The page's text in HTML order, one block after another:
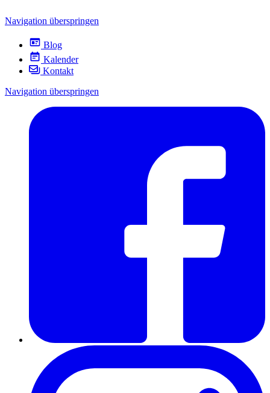
Navigation überspringen
Blog
Kalender
Kontakt
Navigation überspringen